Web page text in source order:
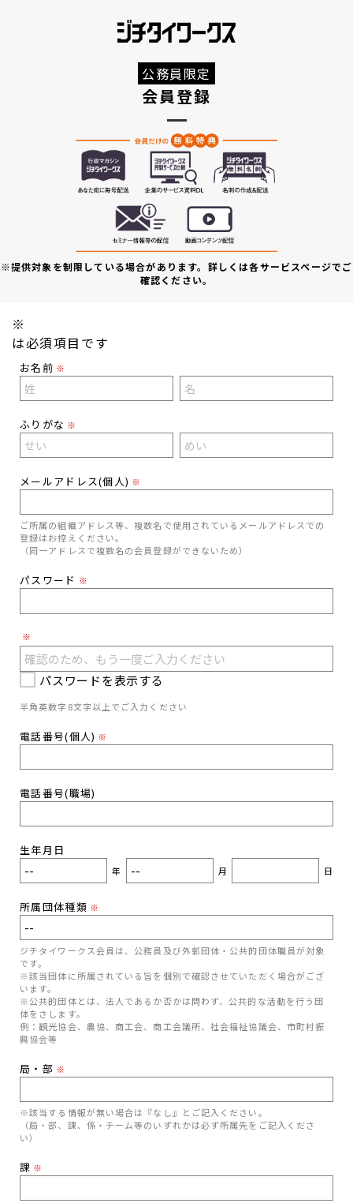
公務員限定
会員登録
※提供対象を制限している場合があります。詳しくは各サービスページでご
確認ください。
※
は必須項目です
お名前 ※
ふりがな ※
メールアドレス(個人) ※
ご所属の組織アドレス等、複数名で使用されているメールアドレスでの
登録はお控えください。
（同一アドレスで複数名の会員登録ができないため）
パスワード ※
※
パスワードを表示する
半角英数字8文字以上でご入力ください
電話番号(個人) ※
電話番号(職場)
生年月日
年 月 日
所属団体種類 ※
ジチタイワークス会員は、公務員及び外郭団体・公共的団体職員が対象
です。
※該当団体に所属されている旨を個別で確認させていただく場合がござ
います。
※公共的団体とは、法人であるか否かは問わず、公共的な活動を行う団
体をさします。
例：観光協会、農協、商工会、商工会議所、社会福祉協議会、市町村振
興協会等
局・部 ※
※該当する情報が無い場合は『なし』とご記入ください。
（局・部、課、係・チーム等のいずれかは必ず所属先をご記入くださ
い）
課 ※